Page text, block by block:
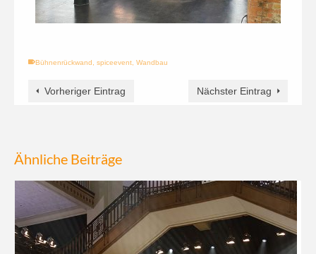
Bühnenrückwand spiceevent Wandbau
Vorheriger Eintrag Nächster Eintrag
Ähnliche Beiträge